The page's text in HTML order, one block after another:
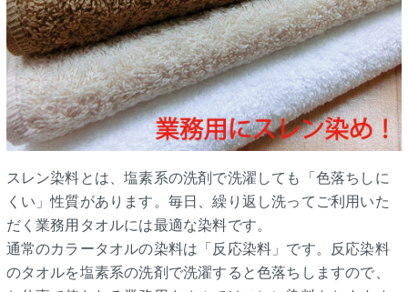
スレン染料とは、塩素系の洗剤で洗濯しても「色落ちしに
くい」性質があります。毎日、繰り返し洗ってご利用いた
だく業務用タオルには最適な染料です。
通常のカラータオルの染料は「反応染料」です。反応染料
のタオルを塩素系の洗剤で洗濯すると色落ちしますので、